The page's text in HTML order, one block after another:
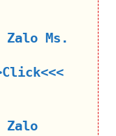
Zalo Ms.
Zalo